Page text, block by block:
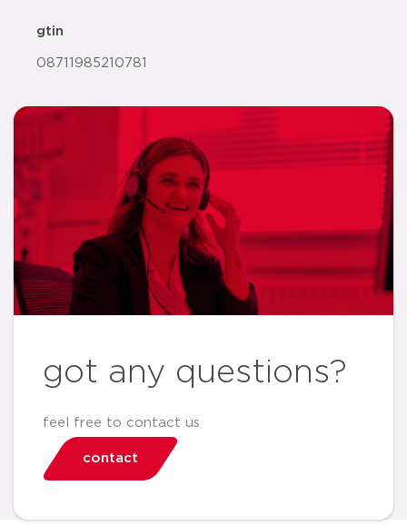
gtin
08711985210781
got any questions?
feel free to contact us
contact